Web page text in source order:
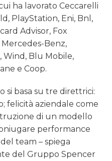
ha lavorato Ceccarelli
PlayStation, Eni, Bnl,
Advisor, Fox
Mercedes-Benz,
Wind, Blu Mobile,
e Coop.
si basa su tre direttrici:
felicità aziendale come
di un modello
performance
team – spiega
del Gruppo Spencer